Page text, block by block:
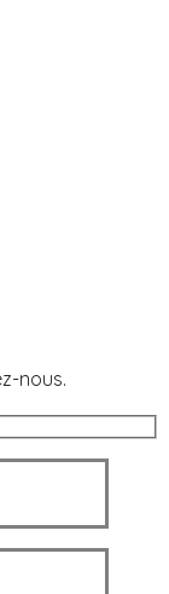
nous.